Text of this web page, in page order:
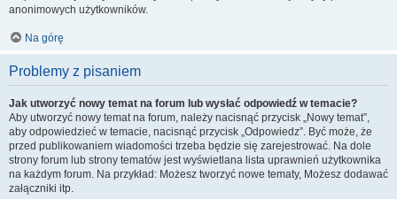
anonimowych użytkowników.
Na górę
Problemy z pisaniem
Jak utworzyć nowy temat na forum lub wysłać odpowiedź w temacie?
Aby utworzyć nowy temat na forum, należy nacisnąć przycisk „Nowy temat”,
aby odpowiedzieć w temacie, nacisnąć przycisk „Odpowiedz”. Być może, że
przed publikowaniem wiadomości trzeba będzie się zarejestrować. Na dole
strony forum lub strony tematów jest wyświetlana lista uprawnień użytkownika
na każdym forum. Na przykład: Możesz tworzyć nowe tematy, Możesz dodawać
załączniki itp.